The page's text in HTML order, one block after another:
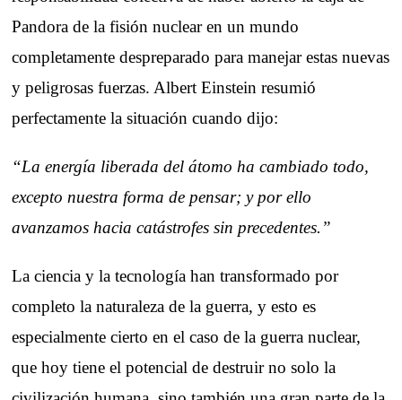
Pandora de la fisión nuclear en un mundo
completamente despreparado para manejar estas nuevas
y peligrosas fuerzas. Albert Einstein resumió
perfectamente la situación cuando dijo:
“La energía liberada del átomo ha cambiado todo,
excepto nuestra forma de pensar; y por ello
avanzamos hacia catástrofes sin precedentes.”
La ciencia y la tecnología han transformado por
completo la naturaleza de la guerra, y esto es
especialmente cierto en el caso de la guerra nuclear,
que hoy tiene el potencial de destruir no solo la